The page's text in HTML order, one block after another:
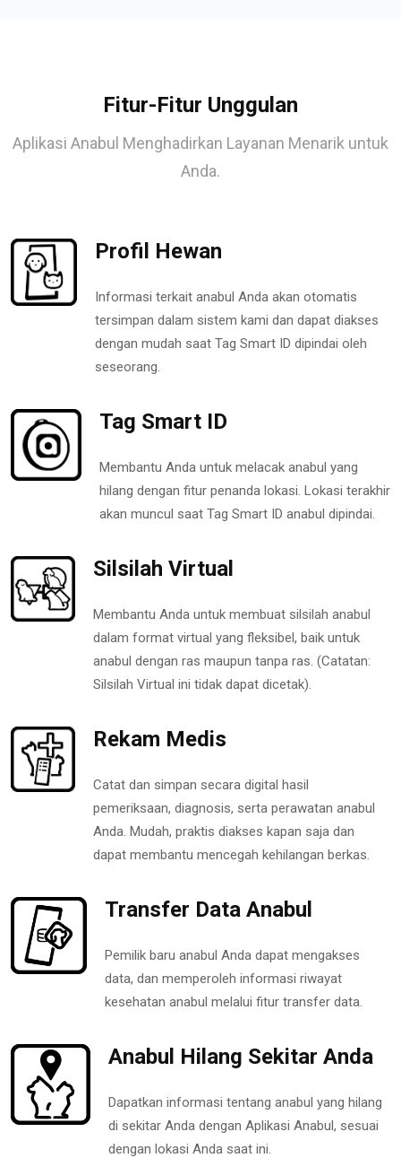
Fitur-Fitur Unggulan
Aplikasi Anabul Menghadirkan Layanan Menarik untuk
Anda.
Profil Hewan
Informasi terkait anabul Anda akan otomatis
tersimpan dalam sistem kami dan dapat diakses
dengan mudah saat Tag Smart ID dipindai oleh
seseorang.
Tag Smart ID
Membantu Anda untuk melacak anabul yang
hilang dengan fitur penanda lokasi. Lokasi terakhir
akan muncul saat Tag Smart ID anabul dipindai.
Silsilah Virtual
Membantu Anda untuk membuat silsilah anabul
dalam format virtual yang fleksibel, baik untuk
anabul dengan ras maupun tanpa ras. (Catatan:
Silsilah Virtual ini tidak dapat dicetak).
Rekam Medis
Catat dan simpan secara digital hasil
pemeriksaan, diagnosis, serta perawatan anabul
Anda. Mudah, praktis diakses kapan saja dan
dapat membantu mencegah kehilangan berkas.
Transfer Data Anabul
Pemilik baru anabul Anda dapat mengakses
data, dan memperoleh informasi riwayat
kesehatan anabul melalui fitur transfer data.
Anabul Hilang Sekitar Anda
Dapatkan informasi tentang anabul yang hilang
di sekitar Anda dengan Aplikasi Anabul, sesuai
dengan lokasi Anda saat ini.